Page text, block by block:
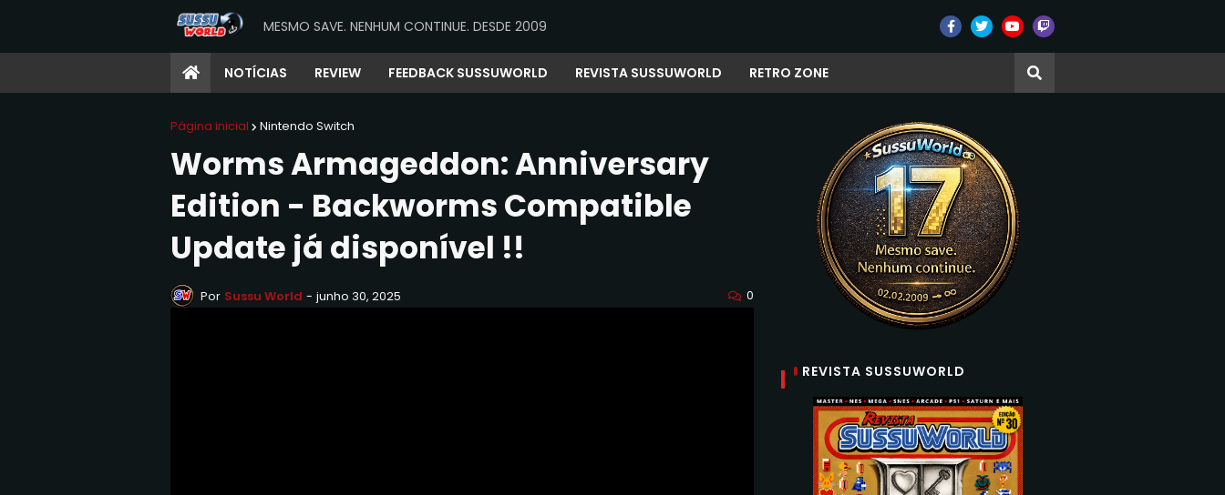
MESMO SAVE. NENHUM CONTINUE. DESDE 2009
NOTÍCIAS REVIEW FEEDBACK SUSSUWORLD REVISTA SUSSUWORLD RETRO ZONE
Página inicial Nintendo Switch
Worms Armageddon: Anniversary
Edition - Backworms Compatible
Update já disponível !!
Por Sussu World - junho 30, 2025 0
REVISTA SUSSUWORLD